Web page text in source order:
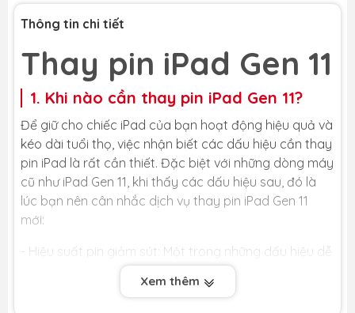
Thông tin chi tiết
Thay pin iPad Gen 11
1. Khi nào cần thay pin iPad Gen 11?
Để giữ cho chiếc iPad của bạn hoạt động hiệu quả và
kéo dài tuổi thọ, việc nhận biết các dấu hiệu cần thay
pin iPad là rất cần thiết. Đặc biệt với những dòng máy
cũ như iPad Gen 11, khi thấy các dấu hiệu sau, đó là
lúc bạn nên cân nhắc dịch vụ thay pin iPad Gen 11
mới:
- Hiệu suất pin giảm sút: Một trong những dấu hiệu dễ
nhận thấy nhất cho thấy bạn cần thay pin iPad Gen
11 là khi thời gian sử dụng pin giảm đi đáng kể. Pin tụt
Xem thêm